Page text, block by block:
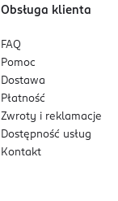
Obsługa klienta
FAQ
Pomoc
Dostawa
Płatność
Zwroty i reklamacje
Dostępność usług
Kontakt